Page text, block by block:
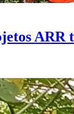
ARR